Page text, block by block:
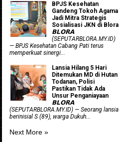
BPJS Kesehatan
Gandeng Tokoh Agama
Jadi Mitra Strategis
Sosialisasi JKN di Blora
𝗕𝗟𝗢𝗥𝗔
(SEPUTARBLORA.MY.ID)
— BPJS Kesehatan Cabang Pati terus
memperkuat sinergi...
Lansia Hilang 5 Hari
Ditemukan MD di Hutan
Todanan, Polisi
Pastikan Tidak Ada
Unsur Penganiayaan
𝗕𝗟𝗢𝗥𝗔
(SEPUTARBLORA.MY.ID) — Seorang lansia
berinisial S (89), warga Dukuh...
Next More »